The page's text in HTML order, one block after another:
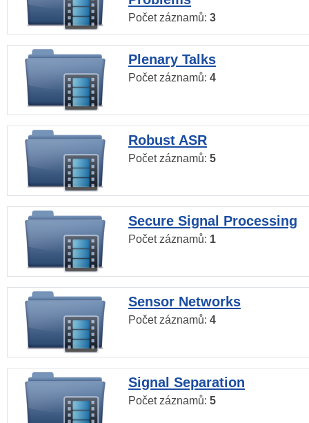
Počet záznamů: 3
Plenary Talks
Počet záznamů: 4
Robust ASR
Počet záznamů: 5
Secure Signal Processing
Počet záznamů: 1
Sensor Networks
Počet záznamů: 4
Signal Separation
Počet záznamů: 5